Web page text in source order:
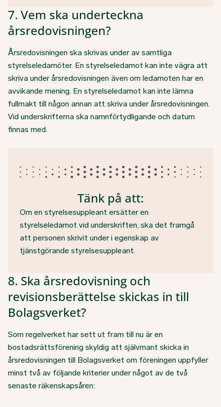
7. Vem ska underteckna
årsredovisningen?
Årsredovisningen ska skrivas under av samtliga
styrelseledamöter. En styrelseledamot kan inte vägra att
skriva under årsredovisningen även om ledamoten har en
avvikande mening. En styrelseledamot kan inte lämna
fullmakt till någon annan att skriva under årsredovisningen.
Vid underskrifterna ska namnförtydligande och datum
finnas med.
Tänk på att:
Om en styrelsesuppleant ersätter en
styrelseledamot vid underskriften, ska det framgå
att personen skrivit under i egenskap av
tjänstgörande styrelsesuppleant.
8. Ska årsredovisning och
revisionsberättelse skickas in till
Bolagsverket?
Som regelverket har sett ut fram till nu är en
bostadsrättsförening skyldig att självmant skicka in
årsredovisningen till Bolagsverket om föreningen uppfyller
minst två av följande kriterier under något av de två
senaste räkenskapsåren: